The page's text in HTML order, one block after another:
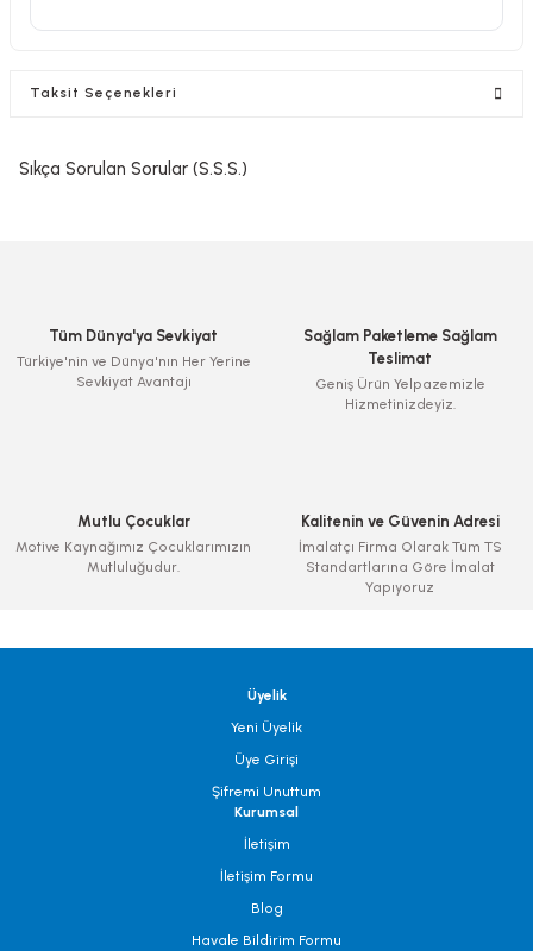
Taksit Seçenekleri
Sıkça Sorulan Sorular (S.S.S.)
Tüm Dünya'ya Sevkiyat
Türkiye'nin ve Dünya'nın Her Yerine
Sevkiyat Avantajı
Sağlam Paketleme Sağlam
Teslimat
Geniş Ürün Yelpazemizle
Hizmetinizdeyiz.
Mutlu Çocuklar
Motive Kaynağımız Çocuklarımızın
Mutluluğudur.
Kalitenin ve Güvenin Adresi
İmalatçı Firma Olarak Tüm TS
Standartlarına Göre İmalat
Yapıyoruz
Üyelik
Yeni Üyelik
Üye Girişi
Şifremi Unuttum
Kurumsal
İletişim
İletişim Formu
Blog
Havale Bildirim Formu